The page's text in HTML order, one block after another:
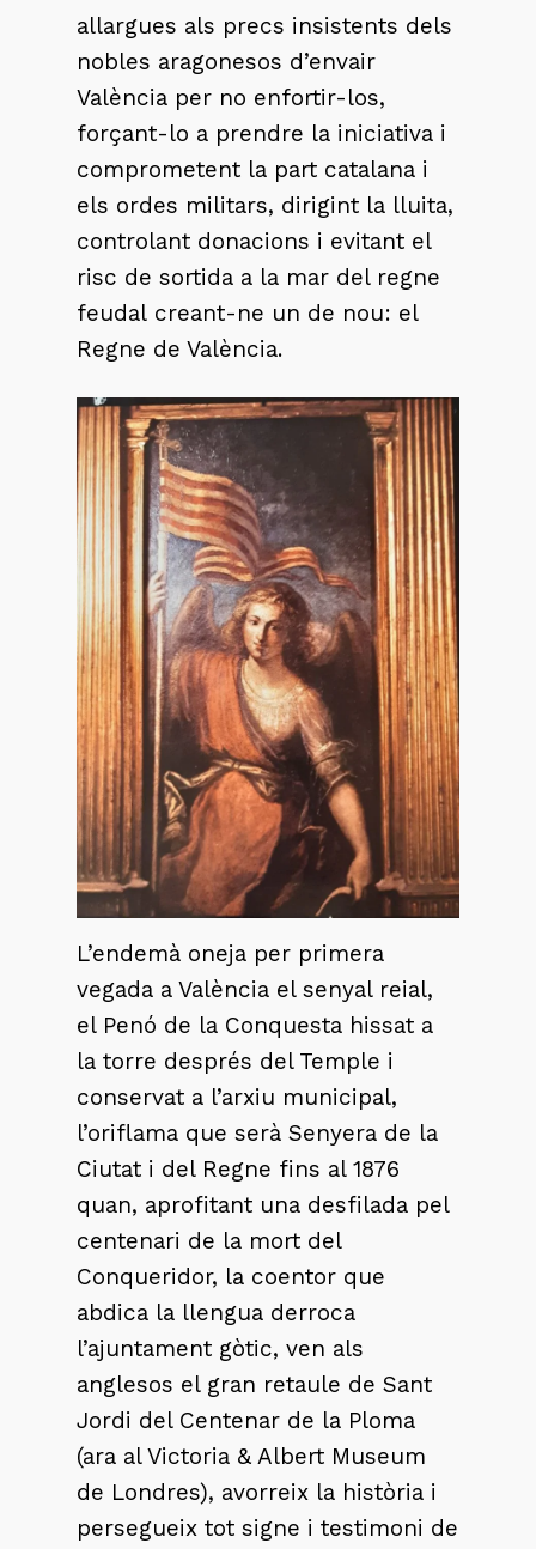
allargues als precs insistents dels
nobles aragonesos d’envair
València per no enfortir-los,
forçant-lo a prendre la iniciativa i
comprometent la part catalana i
els ordes militars, dirigint la lluita,
controlant donacions i evitant el
risc de sortida a la mar del regne
feudal creant-ne un de nou: el
Regne de València.
L’endemà oneja per primera
vegada a València el senyal reial,
el Penó de la Conquesta hissat a
la torre després del Temple i
conservat a l’arxiu municipal,
l’oriflama que serà Senyera de la
Ciutat i del Regne fins al 1876
quan, aprofitant una desfilada pel
centenari de la mort del
Conqueridor, la coentor que
abdica la llengua derroca
l’ajuntament gòtic, ven als
anglesos el gran retaule de Sant
Jordi del Centenar de la Ploma
(ara al Victoria & Albert Museum
de Londres), avorreix la història i
persegueix tot signe i testimoni de